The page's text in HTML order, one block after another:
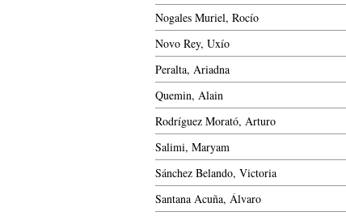
Nogales Muriel, Rocío
Novo Rey, Uxío
Peralta, Ariadna
Quemin, Alain
Rodríguez Morató, Arturo
Salimi, Maryam
Sánchez Belando, Victoria
Santana Acuña, Álvaro